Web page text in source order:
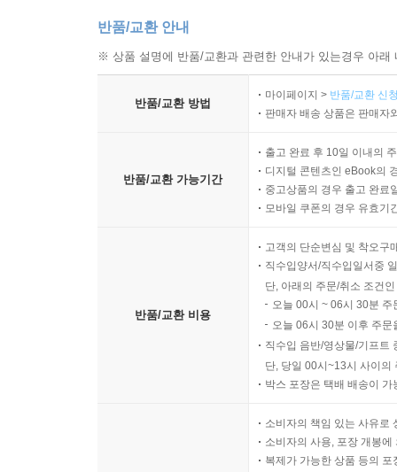
반품/교환 안내
※ 상품 설명에 반품/교환과 관련한 안내가 있는경우 아
반품/교환 방법
마이페이지 > 반품/교환 신
판매자 배송 상품은 판매자
반품/교환 가능기간
출고 완료 후 10일 이내의
디지털 콘텐츠인 eBook의
중고상품의 경우 출고 완료
모바일 쿠폰의 경우 유효기
반품/교환 비용
고객의 단순변심 및 착오구
직수입양서/직수입일서중
단, 아래의 주문/취소 조건
오늘 00시 ~ 06시 30분
오늘 06시 30분 이후 주
직수입 음반/영상물/기프트
단, 당일 00시~13시 사이의
박스 포장은 택배 배송이
소비자의 책임 있는 사유로
소비자의 사용, 포장 개봉
복제가 가능한 상품 등의